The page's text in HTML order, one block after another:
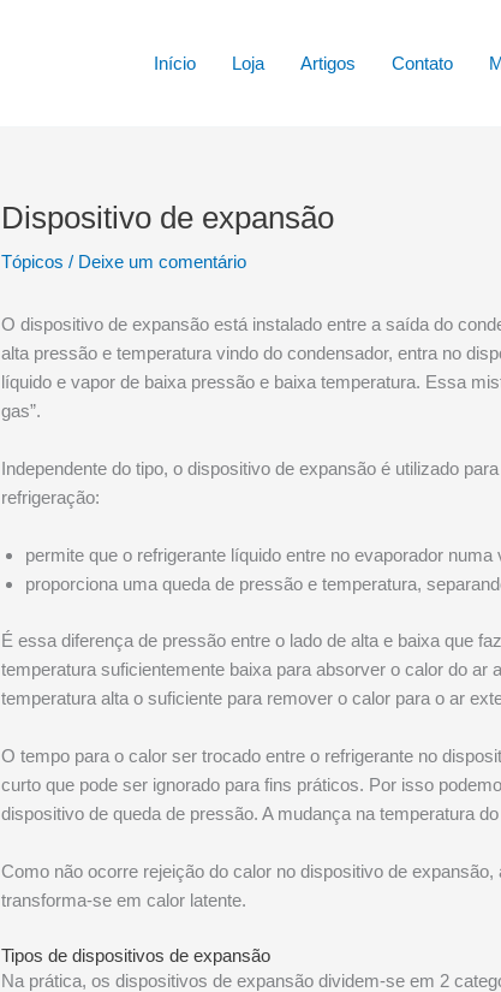
Início Loja Artigos Contato
Dispositivo de expansão
Tópicos / Deixe um comentário
O dispositivo de expansão está instalado entre a saída do
alta pressão e temperatura vindo do condensador, entra no
líquido e vapor de baixa pressão e baixa temperatura. Essa
gas”.
Independente do tipo, o dispositivo de expansão é utilizado
refrigeração:
permite que o refrigerante líquido entre no evaporador
proporciona uma queda de pressão e temperatura,
É essa diferença de pressão entre o lado de alta e baixa que
temperatura suficientemente baixa para absorver o calor do ar
temperatura alta o suficiente para remover o calor para o ar
O tempo para o calor ser trocado entre o refrigerante no
curto que pode ser ignorado para fins práticos. Por isso
dispositivo de queda de pressão. A mudança na temperatura
Como não ocorre rejeição do calor no dispositivo de
transforma-se em calor latente.
Tipos de dispositivos de expansão
Na prática, os dispositivos de expansão dividem-se em 2